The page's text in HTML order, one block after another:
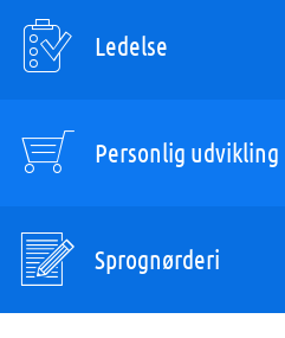
Ledelse
Personlig udvikling
Sprognørderi